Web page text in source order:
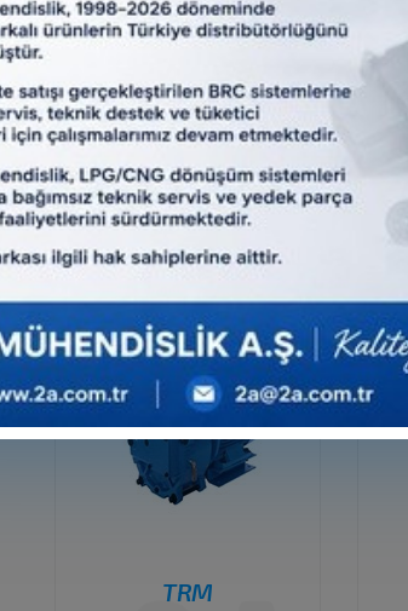
TRH
DETAYLI BİLGİ
TRM